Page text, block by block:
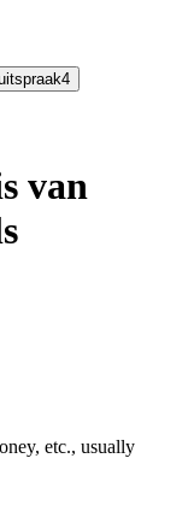
4
van
etc., usually